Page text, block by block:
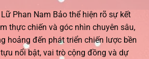
Phan Nam Bảo thể hiện rõ sự kết
thực chiến và góc nhìn chuyên sâu,
hoảng đến phát triển chiến lược bền
nổi bật, vai trò cộng đồng và dự